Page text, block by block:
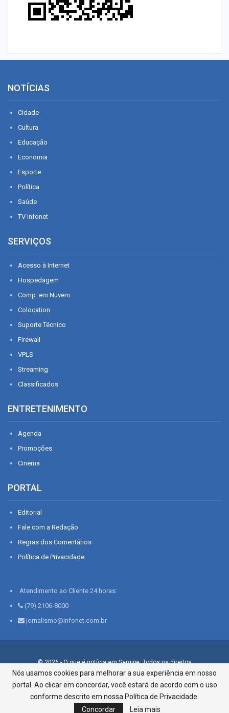
NOTÍCIAS
Cidade
Cultura
Educação
Economia
Esporte
Política
Saúde
TV Infonet
SERVIÇOS
Acesso à Internet
Hospedagem
Comp. em Nuvem
Colocation
Suporte Técnico
Firewall
VPLS
Streaming
Classificados
ENTRETENIMENTO
Agenda
Promoções
Cinema
PORTAL
Editorial
Fale com a Redação
Regras dos Comentários
Política de Privacidade
Atendimento ao Cliente 24 horas:
(79) 2106-8000
jornalismo@infonet.com.br
© 2026 - O que é notícia em Sergipe. Todos os direitos
reservados.
Infonet - Rua Monsenhor Silveira 276, Bairro São José |
Aracaju-SE, CEP 49015-030, Fone: 79.2106.8000 - CI Centro de
Informações LTDA
Nós usamos cookies para melhorar a sua experiência em nosso
portal. Ao clicar em concordar, você estará de acordo com o uso
conforme descrito em nossa Política de Privacidade.
Concordar
Leia mais